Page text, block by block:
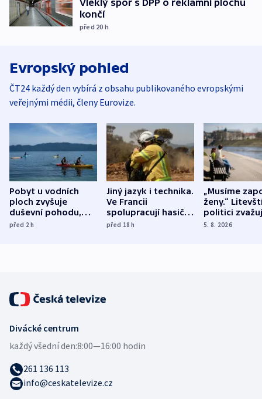
končí
před 20 h
Evropský pohled
ČT24 každý den vybírá z obsahu publikovaného evropskými
veřejnými médii, členy Eurovize.
Pobyt u vodních
ploch zvyšuje
duševní pohodu,
ukázala
před 2h
Jiný jazyk i technika.
Ve Francii
spolupracují hasiči z
různých zemí
před 18h
„Musíme
ženy.“
politici
dohodu o
5. 8. 2026
Divácké centrum
každý všední den:8:00—16:00 hodin
261 136 113
info@ceskatelevize.cz